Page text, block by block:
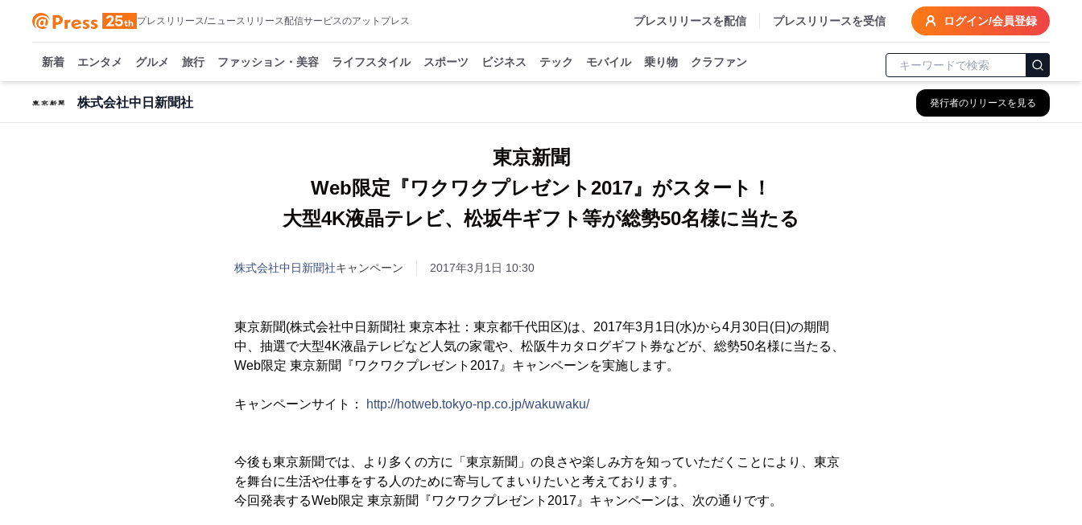
プレスリリース/ニュースリリース配信サービスのアットプレス プレスリリースを配信 プレスリリースを受信 ログイン/会員登録
新着 エンタメ グルメ 旅行 ファッション・美容 ライフスタイル スポーツ ビジネス テック モバイル 乗り物 クラファン
株式会社中日新聞社 発行者のリリースを見る
東京新聞
Web限定『ワクワクプレゼント2017』がスタート！
大型4K液晶テレビ、松坂牛ギフト等が総勢50名様に当たる
株式会社中日新聞社キャンペーン 2017年3月1日 10:30
東京新聞(株式会社中日新聞社 東京本社：東京都千代田区)は、2017年3月1日(水)から4月30日(日)の期間
中、抽選で大型4K液晶テレビなど人気の家電や、松阪牛カタログギフト券などが、総勢50名様に当たる、
Web限定 東京新聞『ワクワクプレゼント2017』キャンペーンを実施します。
キャンペーンサイト： http://hotweb.tokyo-np.co.jp/wakuwaku/
今後も東京新聞では、より多くの方に「東京新聞」の良さや楽しみ方を知っていただくことにより、東京
を舞台に生活や仕事をする人のために寄与してまいりたいと考えております。
今回発表するWeb限定 東京新聞『ワクワクプレゼント2017』キャンペーンは、次の通りです。